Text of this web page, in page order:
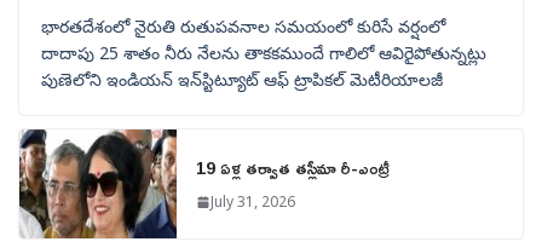
భారతదేశంలో నైరుతి రుతుపవనాల సమయంలో కురిసే వర్షంలో
దాదాపు 25 శాతం నీరు నేలను తాకకముందే గాలిలో ఆవిరైపోతున్నట్లు
పుణెలోని ఇండియన్ ఇన్‌స్టిట్యూట్ ఆఫ్ ట్రాపికల్ మెటీరియాలజీ
19 ఏళ్ల తర్వాత తస్లీమా రీ-ఎంట్రీ
July 31, 2026